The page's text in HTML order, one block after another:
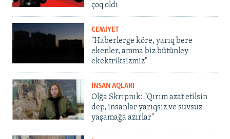
çoq oldı
CEMİYET
"Haberlerge köre, yarıq bere
ekenler, amma biz bütünley
ekektriksizmiz"
İNSAN AQLARI
Olğa Skrıpnık: "Qırım azat etilsin
dep, insanlar yarıqsız ve suvsuz
yaşamağa azırlar"